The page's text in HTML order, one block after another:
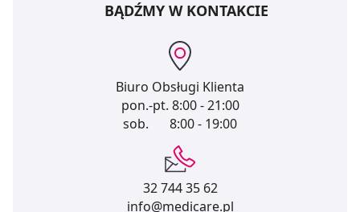
BĄDŹMY W KONTAKCIE
Biuro Obsługi Klienta
pon.-pt. 8:00 - 21:00
sob.
8:00 - 19:00
32 744 35 62
info@medicare.pl